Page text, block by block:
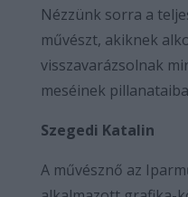
Nézzünk sorra a
művészt, akiknek
visszavarázsolnak
meséinek
Szegedi Katalin
A művésznő az